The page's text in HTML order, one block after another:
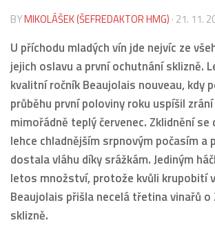
BYMIKOLÁŠEK (ŠEFREDAKTOR HMG) · 21. 11.
U příchodu mladých vín jde nejvíc ze
jejich oslavu a první ochutnání sklizně.
kvalitní ročník Beaujolais nouveau, kdy
průběhu první poloviny roku uspíšil
mimořádně teplý červenec. Zklidnění
lehce chladnějším srpnovým počasím a
dostala vláhu díky srážkám. Jediným
letos množství, protože kvůli krupobití
Beaujolais přišla necelá třetina vinařů o
sklizně.